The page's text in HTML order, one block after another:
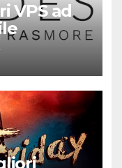
VPS ad